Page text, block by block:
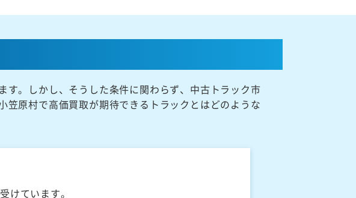
す。しかし、そうした条件に関わらず、中古トラック市
原村で高価買取が期待できるトラックとはどのような
けています。